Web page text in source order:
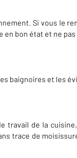
Si vous le
en bon état et ne pas
baignoires et les
travail de la
trace de